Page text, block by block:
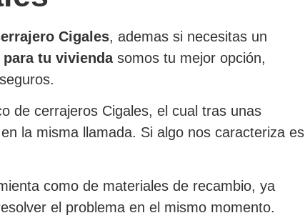
Cigales, ademas si necesitas un
tu viviendasomos tu mejor opción,
de cerrajeros Cigales, el cual tras unas
la misma llamada. Si algo nos caracteriza es
como de materiales de recambio, ya
el problema en el mismo momento.